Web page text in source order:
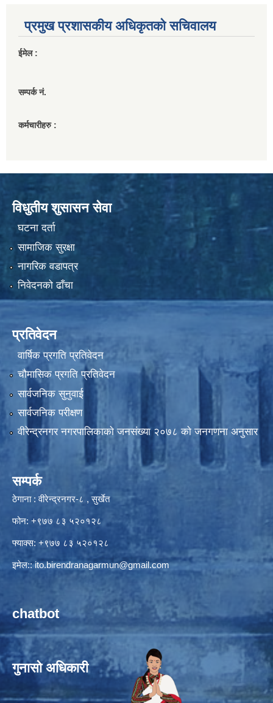
प्रमुख प्रशासकीय अधिकृतको सचिवालय
ईमेल :
सम्पर्क नं.
कर्मचारीहरु :
विधुतीय शुसासन सेवा
घटना दर्ता
सामाजिक सुरक्षा
नागरिक वडापत्र
निवेदनको ढाँचा
प्रतिवेदन
वार्षिक प्रगति प्रतिवेदन
चौमासिक प्रगति प्रतिवेदन
सार्वजनिक सुनुवाई
सार्वजनिक परीक्षण
वीरेन्द्रनगर नगरपालिकाकाे जनसंख्या २०७८ काे जनगणना अनुसार
सम्पर्क
ठेगाना : वीरेन्द्रनगर-८ , सुर्खेत
फोन: +९७७ ८३ ५२०१२८
फ्याक्स: +९७७ ८३ ५२०१२८
इमेल::ito.birendranagarmun@gmail.com
chatbot
गुनासो अधिकारी